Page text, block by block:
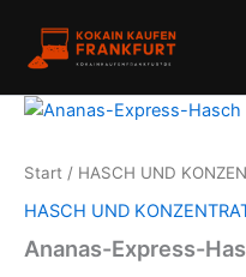
Inhalt
springen
Start / HASCH UND
HASCH UND
Ananas-Express-
Ananas-
Menge